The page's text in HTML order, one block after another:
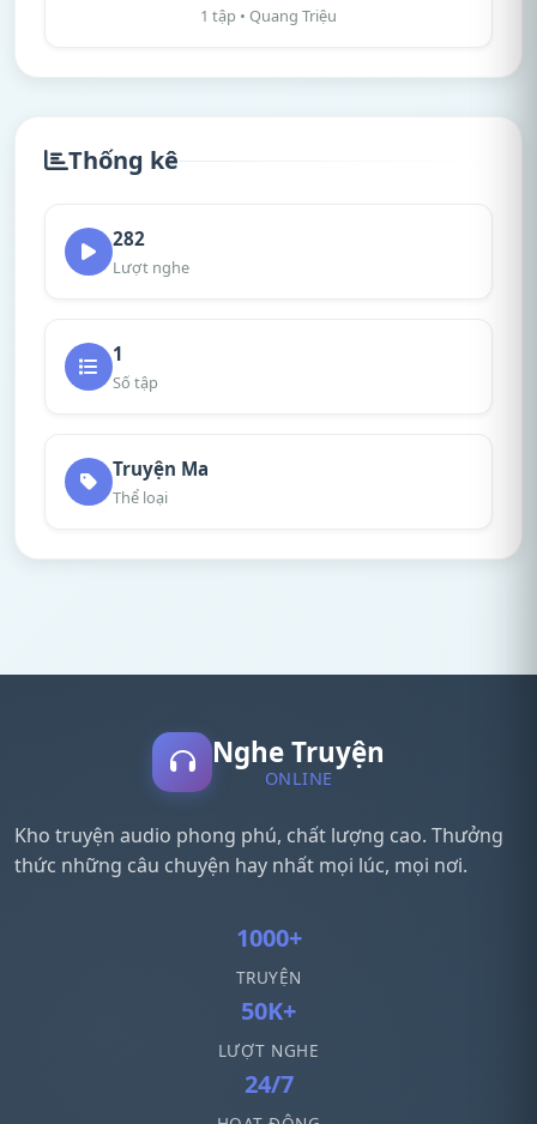
1 tập • Quang Triệu
Thống kê
282
Lượt nghe
1
Số tập
Truyện Ma
Thể loại
Nghe Truyện
ONLINE
Kho truyện audio phong phú, chất lượng cao. Thưởng
thức những câu chuyện hay nhất mọi lúc, mọi nơi.
1000+
TRUYỆN
50K+
LƯỢT NGHE
24/7